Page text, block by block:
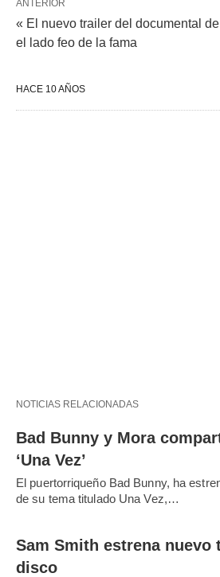
ANTERIOR
« El nuevo trailer del documental
el lado feo de la fama
HACE 10 AÑOS
NOTICIAS RELACIONADAS
Bad Bunny y Mora
‘Una Vez’
El puertorriqueño Bad Bunny, ha
de su tema titulado Una Vez,…
Sam Smith estrena nuevo
disco